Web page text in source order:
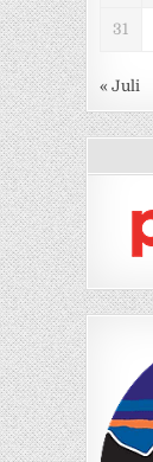
31
« Juli